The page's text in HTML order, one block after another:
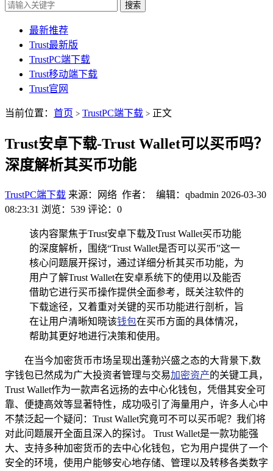
搜索
最新推荐
Trust最新版
TrustPC端下载
Trust移动端下载
Trust官网
当前位置： 首页 > TrustPC端下载 > 正文
Trust安卓下载-Trust Wallet可以买币吗？
深度解析其买币功能
TrustPC端下载 来源：网络 作者： 编辑：qbadmin 2026-03-30
08:23:31 浏览：539 评论：0
该内容聚焦于Trust安卓下载及Trust Wallet买币功能
的深度解析，围绕“Trust Wallet是否可以买币”这一
核心问题展开探讨，通过详细分析其买币功能，为
用户了解Trust Wallet在安卓系统下的使用以及能否
借助它进行买币操作提供全面参考，既关注软件的
下载途径，又着重对关键的买币功能进行剖析，旨
在让用户清晰知晓该钱包在买币方面的具体情况，
帮助其更好地进行决策和使用。
在当今加密货币市场呈现出蓬勃兴盛之态的大背景下,数
字钱包已然成为广大投资者管理与交易加密资产的关键工具，
Trust Wallet作为一款声名远扬的去中心化钱包，凭借其安全可
靠、便捷高效等显著特性，成功吸引了海量用户，许多人心中
不禁泛起一个疑问：Trust Wallet究竟可不可以买币呢？我们将
对此问题展开全面且深入的探讨。 Trust Wallet是一款功能强
大、支持多种加密货币的去中心化钱包，它为用户提供了一个
安全的环境，使用户能够安心地存储、管理以及转移各类数字